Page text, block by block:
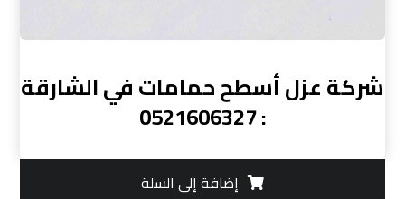
شركة عزل أسطح حمامات في الشارقة
: 0521606327
إضافة إلى السلة